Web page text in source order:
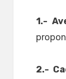
1.-
2.-